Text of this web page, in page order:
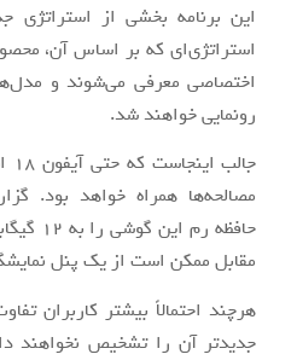
این برنامه بخشی از
استراتژی‌ای که بر اساس آن،
اختصاصی معرفی می‌شوند و
رونمایی خواهند شد.
مصالحه‌ها همراه خواهد بود.
حافظه
مقابل ممکن است از یک پنل
هرچند احتمالاً بیشتر کاربران
جدیدتر آن را تشخیص نخواهند